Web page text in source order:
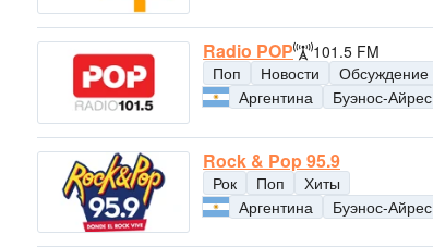
Radio POP
101.5 FM
Поп
Новости Обсуждение
Аргентина
Буэнос-Айрес
Rock & Pop 95.9
Рок Поп
Хиты
Аргентина
Буэнос-Айрес